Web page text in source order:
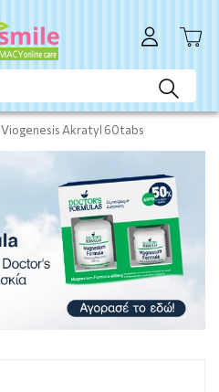
Viogenesis Akratyl 60tabs
Μη διαθέσιμο